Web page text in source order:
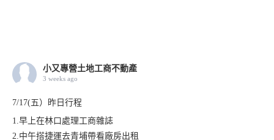
小又專營土地工商不動產
3 weeks ago
7/17(五）昨日行程
1.早上在林口處理工商雜誌
2.中午搭捷運去青埔帶看廠房出租